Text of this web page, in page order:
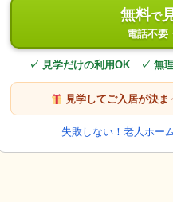
無料で
電話不要
✓ 見学だけの利用OK ✓ 無
見学してご入居が決ま
失敗しない！老人ホー